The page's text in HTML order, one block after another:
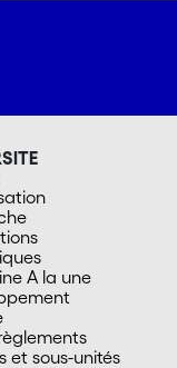
A la une
et sous-unités